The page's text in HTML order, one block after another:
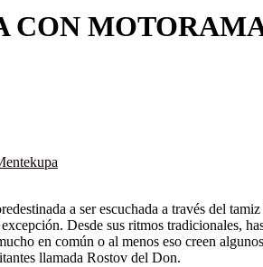
CON
a ser escuchada a través del
Desde sus ritmos tradicionales,
en común o al menos eso creen
llamada Rostov del Don.